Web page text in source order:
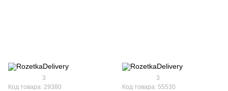
3
Код товара: 29380
3
Код товара: 55530